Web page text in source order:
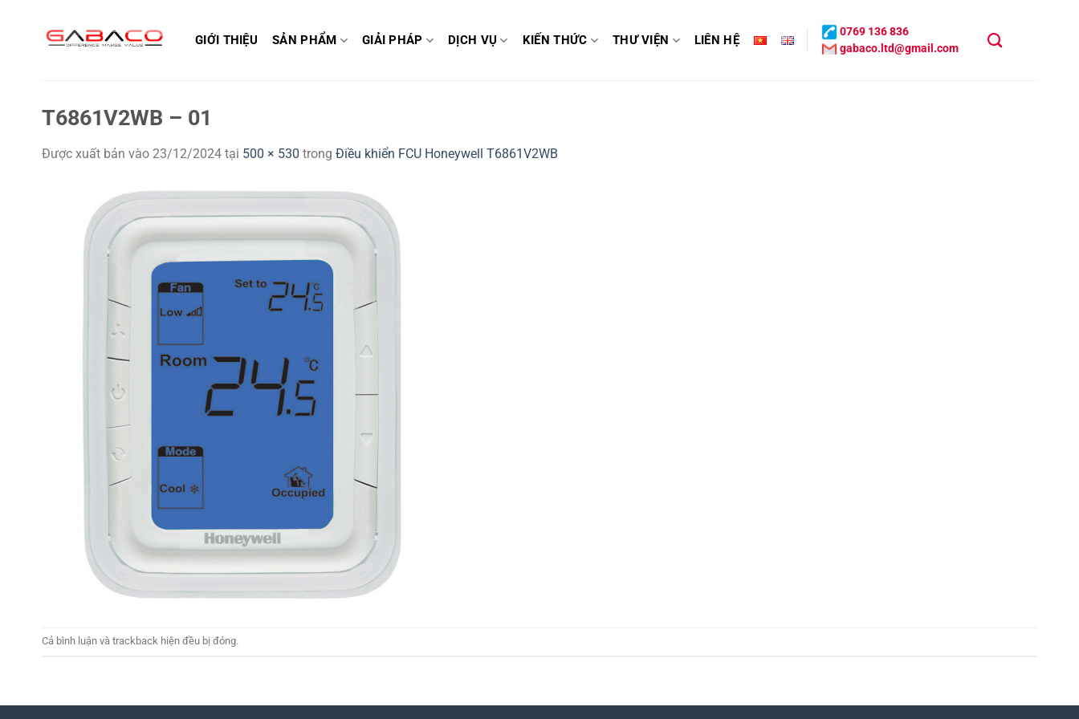
GIỚI THIỆU SẢN PHẨM GIẢI PHÁP DỊCH VỤ KIẾN THỨC THƯ VIỆN LIÊN HỆ
gabaco.ltd@gmail.com
0769 136 836
T6861V2WB – 01
Được xuất bản vào 23/12/2024 tại 500 × 530 trong Điều khiển FCU Honeywell T6861V2WB
Cả bình luận và trackback hiện đều bị đóng.